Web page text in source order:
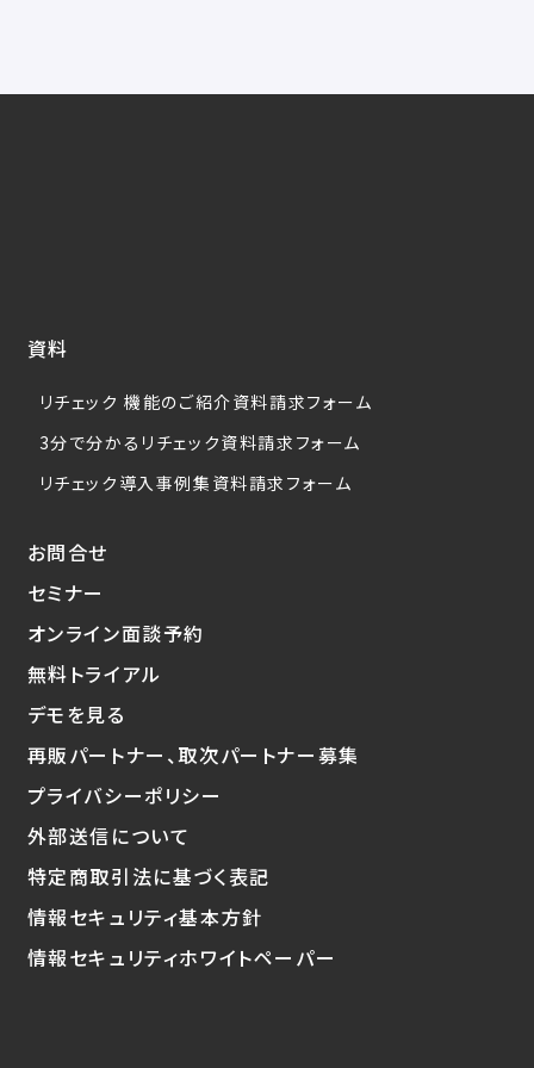
資料
リチェック 機能のご紹介資料請求フォーム
3分で分かるリチェック資料請求フォーム
リチェック導入事例集資料請求フォーム
お問合せ
セミナー
オンライン面談予約
無料トライアル
デモを見る
再販パートナー、取次パートナー募集
プライバシーポリシー
外部送信について
特定商取引法に基づく表記
情報セキュリティ基本方針
情報セキュリティホワイトペーパー